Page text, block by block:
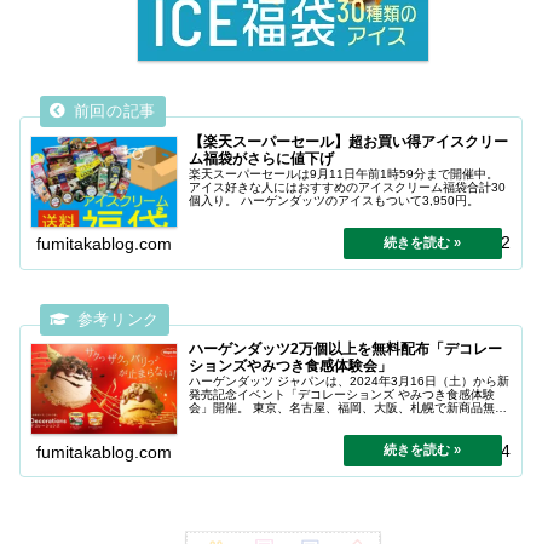
【楽天スーパーセール】超お買い得アイスクリー
ム福袋がさらに値下げ
楽天スーパーセールは9月11日午前1時59分まで開催中。
アイス好きな人にはおすすめのアイスクリーム福袋合計30
個入り。 ハーゲンダッツのアイスもついて3,950円。
fumitakablog.com 2024.04.22
ハーゲンダッツ2万個以上を無料配布「デコレー
ションズやみつき食感体験会」
ハーゲンダッツ ジャパンは、2024年3月16日（土）から新
発売記念イベント「デコレーションズ やみつき食感体験
会」開催。 東京、名古屋、福岡、大阪、札幌で新商品無料
fumitakablog.com 2024.04.14